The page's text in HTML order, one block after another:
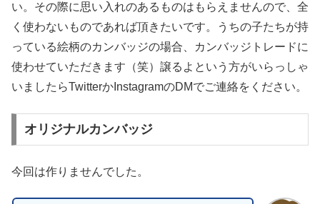
い。その際に思い入れのあるものはもらえませんので、全
く使わないものであれば頂きたいです。うちの子たちが持
っている絵柄のカンバッジの場合、カンバッジトレードに
使わせていただきます（笑）譲るよという方がいらっしゃ
いましたらTwitterかInstagramのDMでご連絡をください。
オリジナルカンバッジ
今回は作りませんでした。